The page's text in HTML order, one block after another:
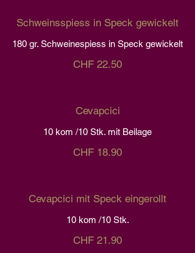
Schweinsspiess in Speck gewickelt
180 gr. Schweinespiess in Speck gewickelt
CHF 22.50
Cevapcici
10 kom /10 Stk. mit Beilage
CHF 18.90
Cevapcici mit Speck eingerollt
10 kom /10 Stk.
CHF 21.90